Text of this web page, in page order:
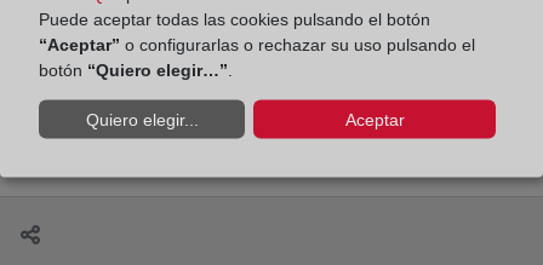
Las aperturas de procedimientos concursales se han
reducido un 6,1 % en el primer trimestre de 2026
Puede aceptar todas las cookies pulsando el botón
“Aceptar” o configurarlas o rechazar su uso pulsando el
botón “Quiero elegir…”
Quiero elegir... Aceptar